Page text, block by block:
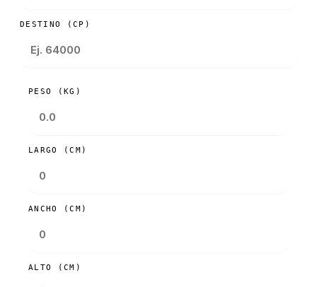
DESTINO (CP)
PESO (KG)
LARGO (CM)
ANCHO (CM)
ALTO (CM)